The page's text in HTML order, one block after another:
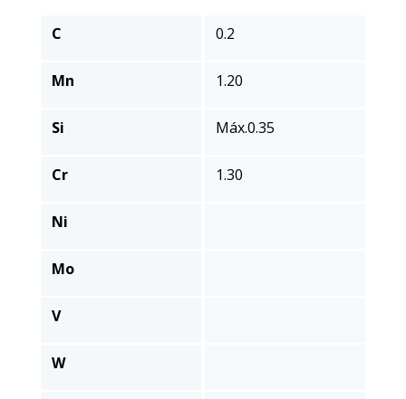
C
Mn
Si
Cr
Ni
Mo
V
W
0.2
1.20
Máx.0.35
1.30